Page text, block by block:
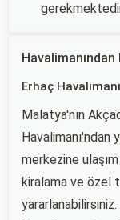
Erhaç Havalimanı
Malatya'nın
Havalimanı'ndan
merkezine
kiralama ve özel
yararlanabilirsiniz.